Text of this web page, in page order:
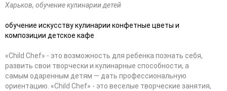
Харьков, обучение кулинарии детей
обучение искусству кулинарии конфетные цветы и
композиции детское кафе
«Child Chef» - это возможность для ребенка познать себя,
развить свои творчески и кулинарные способности, а
самым одаренным детям — дать профессиональную
ориентацию. «Child Chef» - это веселые творческие занятия,